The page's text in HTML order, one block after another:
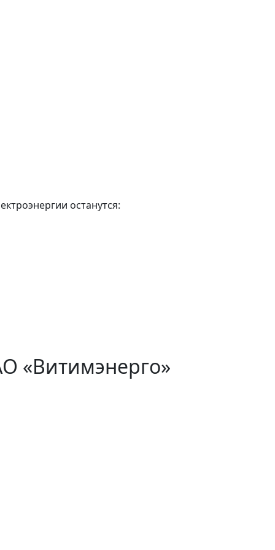
останутся:
«Витимэнерго»